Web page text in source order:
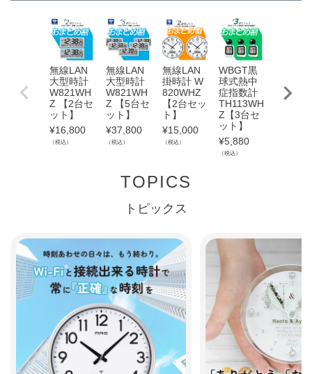
無線LAN
大型時計
W821WH
Z 【2台セ
ット】
¥16,800
（税込）
無線LAN
大型時計
W821WH
Z 【5台セ
ット】
¥37,800
（税込）
無線LAN
掛時計 W
820WHZ
【2台セッ
ト】
¥15,000
（税込）
WBGT黒
球式熱中
症指数計
TH113WH
Z【3台セ
ット】
¥5,880
（税込）
症指数
TOPICS
トピックス